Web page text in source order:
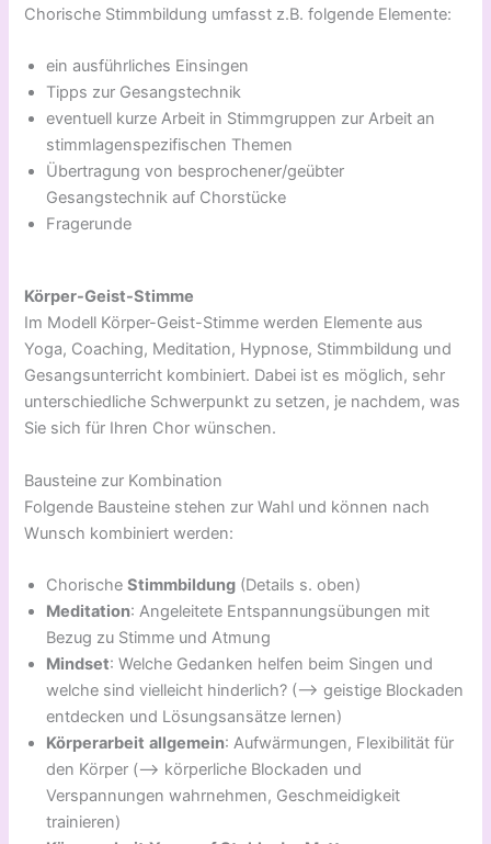
Chorische Stimmbildung umfasst z.B. folgende Elemente:
ein ausführliches Einsingen
Tipps zur Gesangstechnik
eventuell kurze Arbeit in Stimmgruppen zur Arbeit an
stimmlagenspezifischen Themen
Übertragung von besprochener/geübter
Gesangstechnik auf Chorstücke
Fragerunde
Körper-Geist-Stimme
Im Modell Körper-Geist-Stimme werden Elemente aus
Yoga, Coaching, Meditation, Hypnose, Stimmbildung und
Gesangsunterricht kombiniert. Dabei ist es möglich, sehr
unterschiedliche Schwerpunkt zu setzen, je nachdem, was
Sie sich für Ihren Chor wünschen.
Bausteine zur Kombination
Folgende Bausteine stehen zur Wahl und können nach
Wunsch kombiniert werden:
ChorischeStimmbildung (Details s. oben)
Meditation: Angeleitete Entspannungsübungen mit
Bezug zu Stimme und Atmung
Mindset: Welche Gedanken helfen beim Singen und
welche sind vielleicht hinderlich? (—> geistige Blockaden
entdecken und Lösungsansätze lernen)
Körperarbeit allgemein: Aufwärmungen, Flexibilität für
den Körper (—> körperliche Blockaden und
Verspannungen wahrnehmen, Geschmeidigkeit
trainieren)